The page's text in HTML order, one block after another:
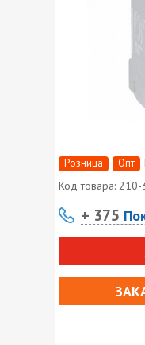
Розница Опт
Код товара: 210-
+ 375